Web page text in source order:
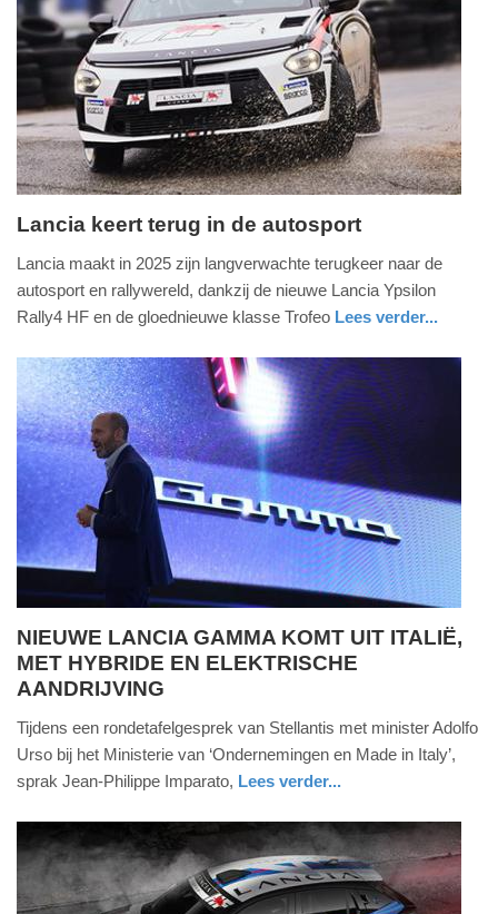
02-
05-
2025
08:52
februari
2025
-
08:41
Update:
09-
04-
2025
09:10
Lancia keert terug in de autosport
Lancia maakt in 2025 zijn langverwachte terugkeer naar de
autosport en rallywereld, dankzij de nieuwe Lancia Ypsilon
Rally4 HF en de gloednieuwe klasse Trofeo Lees verder...
woensdag,
1.
2025
11:11
Update:
09-
04-
NIEUWE LANCIA GAMMA KOMT UIT ITALIË,
MET HYBRIDE EN ELEKTRISCHE
AANDRIJVING
Tijdens een rondetafelgesprek van Stellantis met minister Adolfo
Urso bij het Ministerie van ‘Ondernemingen en Made in Italy’,
sprak Jean‑Philippe Imparato, Lees verder...